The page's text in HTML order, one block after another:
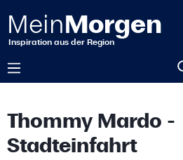
springen
Thommy Mardo -
Stadteinfahrt